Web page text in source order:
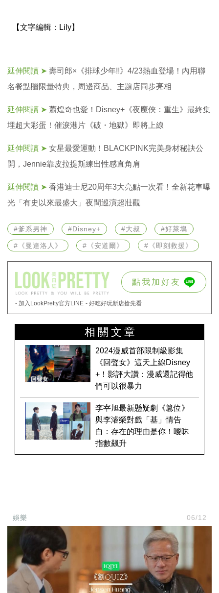
【文字編輯： Lily】
延伸閱讀 ➤ 壽司郎×《排球少年!!》4/23熱血登場！內用聯
名餐點贈限量特典，周邊商品、主題店同步亮相
延伸閱讀 ➤ 蕭煌奇也愛！Disney+《夜魔俠：重生》最終集
埋超大彩蛋！催淚港片《破・地獄》即將上線
延伸閱讀 ➤ 女星最愛運動！BLACKPINK完美身材秘訣公
開，Jennie靠皮拉提斯練出性感直角肩
延伸閱讀 ➤ 香港迪士尼20周年3大亮點一次看！全新花車曝
光「有史以來最盛大」夜間巡演超壯觀
#爹系男神 #Disney+ #大叔 #好萊塢
#《曼達洛人》 #《安道爾》 #《即刻救援》
- 加入LookPretty官方LINE - 好吃好玩新店搶先看
點我加好友
相關文章
2024漫威首部限制級影集
《回聲女》這天上線Disney
+！影評大讚：漫威還記得他
們可以很暴力
李宰旭最新懸疑劇《篡位》
與李濬榮對戲「基」情告
白：存在的理由是你！曖昧
指數飆升
娛樂 06/12